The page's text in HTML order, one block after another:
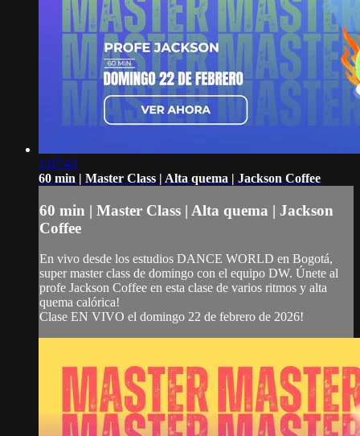
1:07:43
60 min | Master Class | Alta quema | Jackson Coffee
60 min | Master Class | Alta quema | Jackson
Coffee
En vivo desde los estudios DANCE WORLD en Bogotá,
super master class de domingo con el equipo DW. Únete al
profe Jackson Coffee en esta clase de varios ritmos y alta
quema calórica!
Clase EN VIVO el domingo 22 de febrero de 2026!